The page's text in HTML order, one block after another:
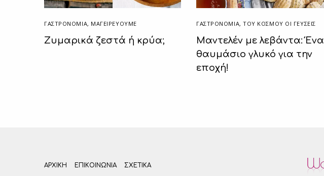
ΓΑΣΤΡΟΝΟΜΙΑ, ΜΑΓΕΙΡΕΎΟΥΜΕ
Ζυμαρικά ζεστά ή κρύα;
ΓΑΣΤΡΟΝΟΜΙΑ,ΤΟΥ ΚΌΣΜΟΥ ΟΙ ΓΕΎΣΕΙΣ
Μαντελέν με λεβάντα: Ένα
θαυμάσιο γλυκό για την
εποχή!
ΑΡΧΙΚΗ ΕΠΙΚΟΙΝΩΝΊΑ ΣΧΕΤΙΚΆ